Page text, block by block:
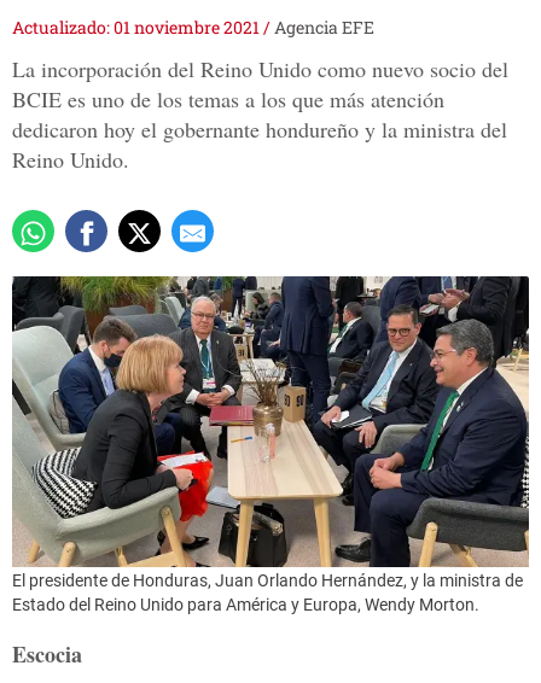
Actualizado: 01 noviembre 2021/Agencia EFE
La incorporación del Reino Unido como nuevo socio del
BCIE es uno de los temas a los que más atención
dedicaron hoy el gobernante hondureño y la ministra del
Reino Unido.
El presidente de Honduras, Juan Orlando Hernández, y la ministra de
Estado del Reino Unido para América y Europa, Wendy Morton.
Escocia